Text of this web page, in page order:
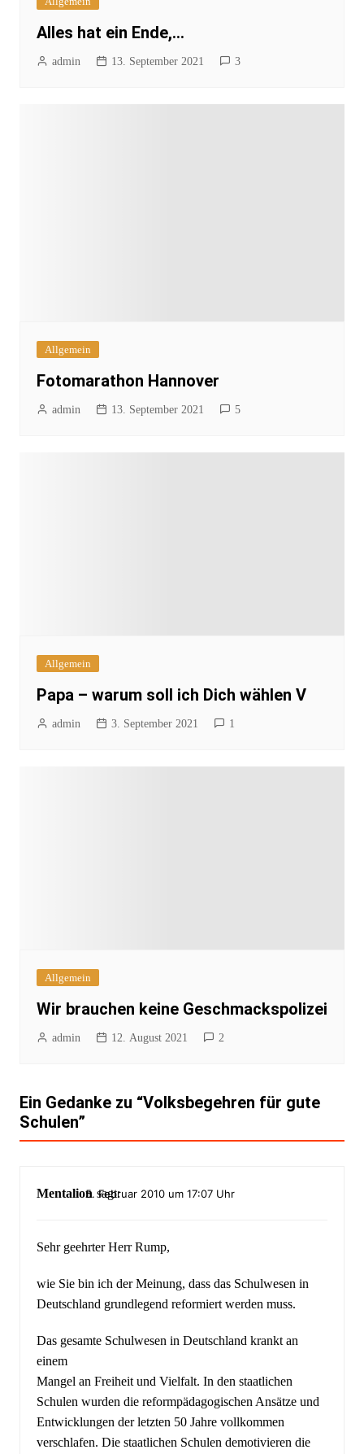
Alles hat ein Ende,…
admin 13. September 2021 3
Allgemein
Fotomarathon Hannover
admin 13. September 2021 5
Allgemein
Papa – warum soll ich Dich wählen V
admin 3. September 2021 1
Allgemein
Wir brauchen keine Geschmackspolizei
admin 12. August 2021 2
Ein Gedanke zu “Volksbegehren für gute
Schulen”
Mentalion sagt:
5. Februar 2010 um 17:07 Uhr
Sehr geehrter Herr Rump,
wie Sie bin ich der Meinung, dass das Schulwesen in
Deutschland grundlegend reformiert werden muss.
Das gesamte Schulwesen in Deutschland krankt an
einem
Mangel an Freiheit und Vielfalt. In den staatlichen
Schulen wurden die reformpädagogischen Ansätze und
Entwicklungen der letzten 50 Jahre vollkommen
verschlafen. Die staatlichen Schulen demotivieren die